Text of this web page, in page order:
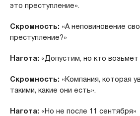
это преступление».
Скромность: «А неповиновение
преступление?»
Нагота: «Допустим, но кто
Скромность: «Компания, которая
такими, какие они есть».
Нагота: «Но не после 11 сентября»